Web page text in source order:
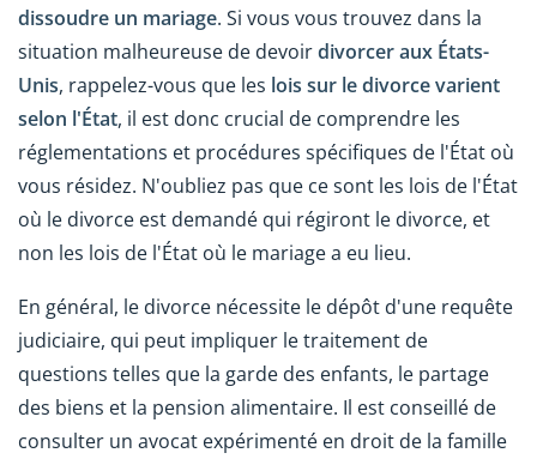
dissoudre un mariage. Si vous vous trouvez dans la
situation malheureuse de devoirdivorcer aux États-
Unis, rappelez-vous que les lois sur le divorce varient
selon l'État, il est donc crucial de comprendre les
réglementations et procédures spécifiques de l'État où
vous résidez. N'oubliez pas que ce sont les lois de l'État
où le divorce est demandé qui régiront le divorce, et
non les lois de l'État où le mariage a eu lieu.
En général, le divorce nécessite le dépôt d'une requête
judiciaire, qui peut impliquer le traitement de
questions telles que la garde des enfants, le partage
des biens et la pension alimentaire. Il est conseillé de
consulter un avocat expérimenté en droit de la famille